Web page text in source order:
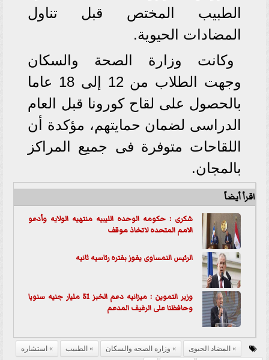
الطبيب المختص قبل تناول
المضادات الحيوية.
وكانت وزارة الصحة والسكان
وجهت الطلاب من 12 إلى 18 عاما
بالحصول على لقاح كورونا قبل العام
الدراسى لضمان حمايتهم، مؤكدة أن
اللقاحات متوفرة فى جميع المراكز
بالمجان.
اقرأ أيضاً
شكرى : حكومه الوحده الليبيه منتهيه الولايه وأدعو
الامم المتحده لاتخاذ موقف
الرئيس النمساوى يفوز بفتره رئاسيه ثانيه
وزير التموين : ميزانيه دعم الخبز 51 مليار جنيه سنويا
وحافظنا على الرغيف المدعم
المضاد الحيوى وزاره الصحه والسكان الطبيب
استشاره